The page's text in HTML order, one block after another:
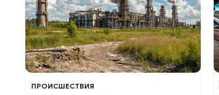
ПРОИСШЕСТВИЯ